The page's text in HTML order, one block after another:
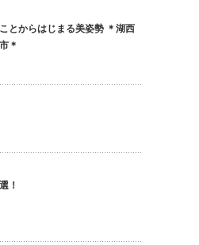
とからはじまる美姿勢 ＊湖西
＊
！